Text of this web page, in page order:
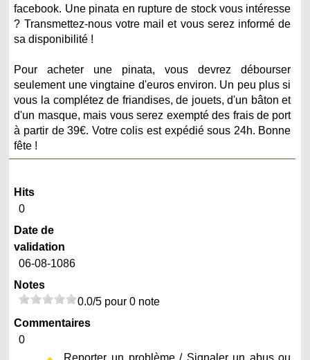
facebook. Une pinata en rupture de stock vous intéresse
? Transmettez-nous votre mail et vous serez informé de
sa disponibilité !
Pour acheter une pinata, vous devrez débourser
seulement une vingtaine d'euros environ. Un peu plus si
vous la complétez de friandises, de jouets, d'un bâton et
d'un masque, mais vous serez exempté des frais de port
à partir de 39€. Votre colis est expédié sous 24h. Bonne
fête !
Hits
0
Date de
validation
06-08-1086
Notes
0.0/5 pour 0 note
Commentaires
0
Reporter un problème / Signaler un abus ou